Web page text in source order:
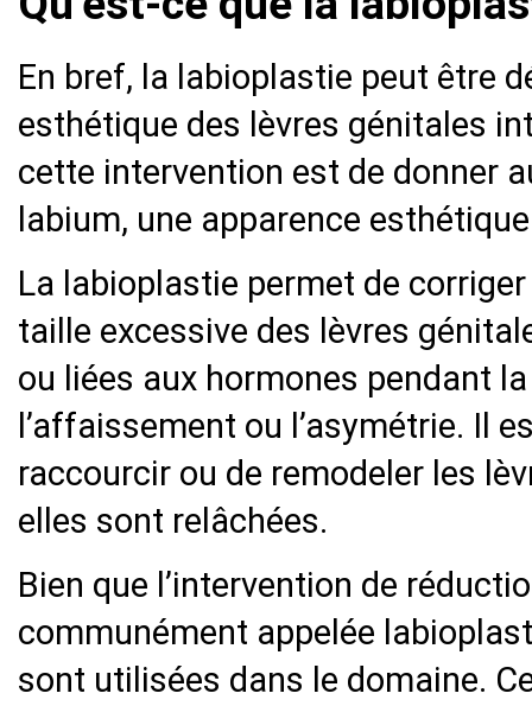
En bref, la labioplastie peut être
esthétique des lèvres génitales
cette intervention est de donner
labium, une apparence
La labioplastie permet de
taille excessive des lèvres
ou liées aux hormones pendant
l’affaissement ou l’asymétrie. Il
raccourcir ou de remodeler les
elles sont relâchées.
Bien que l’intervention de
communément appelée
sont utilisées dans le domaine.